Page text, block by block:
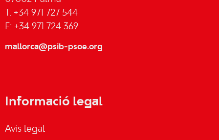
T: +34 971 727 544
F: +34 971 724 369
mallorca@psib-psoe.org
Informació legal
Avis legal